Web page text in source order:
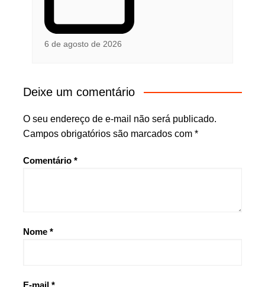
6 de agosto de 2026
Deixe um comentário
O seu endereço de e-mail não será publicado.
Campos obrigatórios são marcados com *
Comentário *
Nome *
E-mail *